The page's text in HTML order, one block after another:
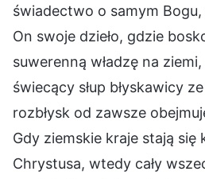
świadectwo o samym
On swoje dzieło, gdzie
suwerenną władzę na
świecący słup błyskawicy
rozbłysk od zawsze
Gdy ziemskie kraje stają się
Chrystusa, wtedy cały